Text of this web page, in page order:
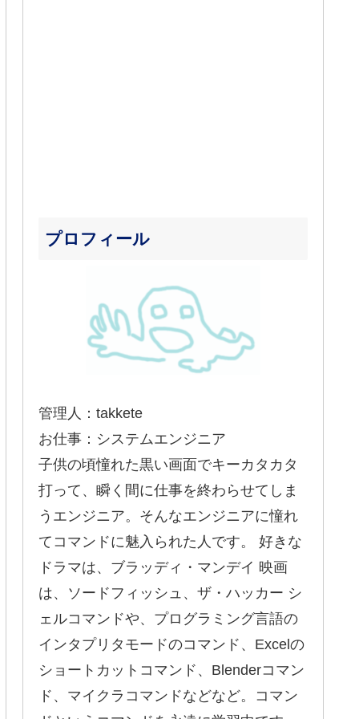
プロフィール
管理人：takkete
お仕事：システムエンジニア
子供の頃憧れた黒い画面でキーカタカタ
打って、瞬く間に仕事を終わらせてしま
うエンジニア。そんなエンジニアに憧れ
てコマンドに魅入られた人です。 好きな
ドラマは、ブラッディ・マンデイ 映画
は、ソードフィッシュ、ザ・ハッカー シ
ェルコマンドや、プログラミング言語の
インタプリタモードのコマンド、Excelの
ショートカットコマンド、Blenderコマン
ド、マイクラコマンドなどなど。コマン